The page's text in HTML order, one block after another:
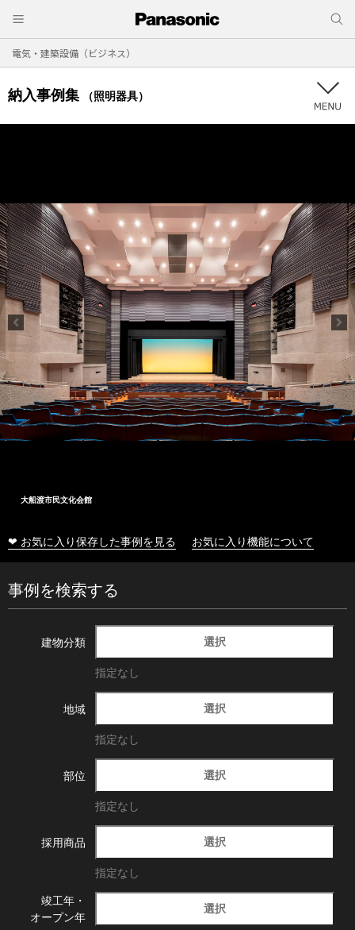
電気・建築設備（ビジネス）
納入事例集 （照明器具）
❤ お気に入り保存した事例を見る お気に入り機能について
事例を検索する
建物分類 選択
指定なし
地域 選択
指定なし
部位 選択
指定なし
採用商品 選択
指定なし
竣工年・
オープン年
選択